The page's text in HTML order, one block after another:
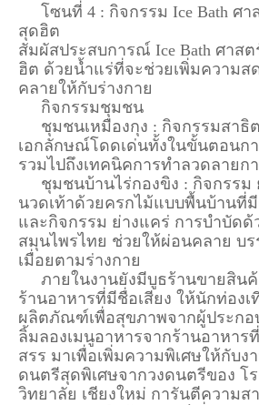
โซนที่ 4 : กิจกรรม Ice Bath ศา
สุดฮิต
สัมผัสประสบการณ์ Ice Bath ศาส
ฮิต ด้วยน้ำแร่ที่จะช่วยเพิ่มความ
คลายให้กับร่างกาย
กิจกรรมชุมชน
ชุมชนเหมืองกุง : กิจกรรมสาธิ
เอกลักษณ์โดดเด่นทั้งในขั้นตอนก
รวมไปถึงเทคนิคการทำลวดลายก
ชุมชนบ้านไร่กองขิง : กิจกรรม
นวดเท้าด้วยครกไม้แบบพื้นบ้านที่
และกิจกรรม ย่างแคร่ การบำบัดด้
สมุนไพรไทย ช่วยให้ผ่อนคลาย บร
เมื่อยตามร่างกาย
ภายในงานยังมีบูธร้านขายสินค้
ร้านอาหารที่มีชื่อเสียง ให้นักท่องเ
ผลิตภัณฑ์เพื่อสุขภาพจากผู้ประกอ
ลิ้มลองเมนูอาหารจากร้านอาหาร
สรร มาเพื่อเพิ่มความพิเศษให้กับง
ดนตรีสุดพิเศษจากวงดนตรีของ โ
วิทยาลัย เชียงใหม่ การันตีความส